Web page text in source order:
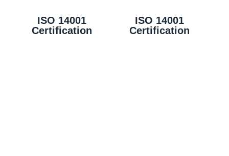
ISO 14001
Certification
ISO 14001
Certification